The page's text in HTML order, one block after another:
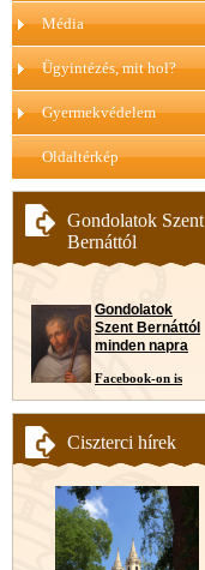
Média
Ügyintézés, mit hol?
Gyermekvédelem
Oldaltérkép
Gondolatok Szent
Bernáttól
Gondolatok
Szent Bernáttól
minden napra
Facebook-on is
Ciszterci hírek